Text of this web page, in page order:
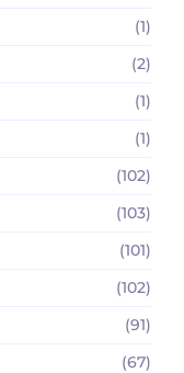
(1)
(2)
(1)
(1)
(102)
(103)
(101)
(102)
(91)
(67)